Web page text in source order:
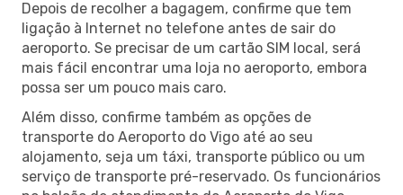
Depois de recolher a bagagem, confirme que tem
ligação à Internet no telefone antes de sair do
aeroporto. Se precisar de um cartão SIM local, será
mais fácil encontrar uma loja no aeroporto, embora
possa ser um pouco mais caro.
Além disso, confirme também as opções de
transporte do Aeroporto do Vigo até ao seu
alojamento, seja um táxi, transporte público ou um
serviço de transporte pré-reservado. Os funcionários